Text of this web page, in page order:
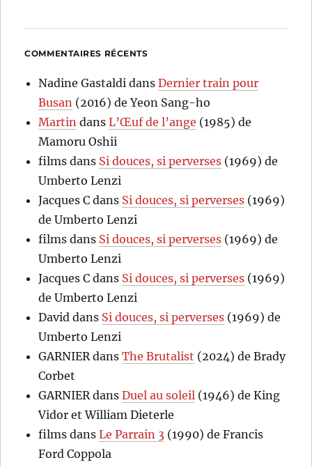
COMMENTAIRES RÉCENTS
Nadine Gastaldi dansDernier train pour
Busan (2016) de Yeon Sang-ho
Martin dansL’Œuf de l’ange (1985) de
Mamoru Oshii
films dans Si douces, si perverses (1969) de
Umberto Lenzi
Jacques C dans Si douces, si perverses (1969)
de Umberto Lenzi
films dans Si douces, si perverses (1969) de
Umberto Lenzi
Jacques C dans Si douces, si perverses (1969)
de Umberto Lenzi
David dans Si douces, si perverses (1969) de
Umberto Lenzi
GARNIER dansThe Brutalist (2024) de Brady
Corbet
GARNIER dansDuel au soleil (1946) de King
Vidor et William Dieterle
films dansLe Parrain 3 (1990) de Francis
Ford Coppola